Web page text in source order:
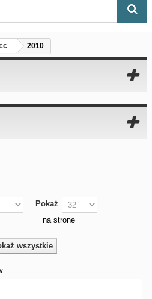
2010
Pokaż
na stronę
wszystkie